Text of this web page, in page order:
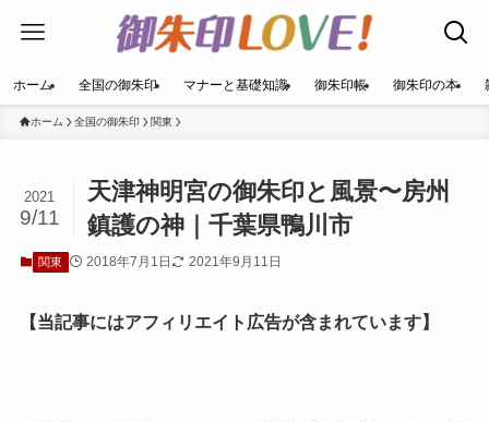
ホーム 全国の御朱印 マナーと基礎知識 御朱印帳 御朱印の本
ホーム 全国の御朱印 関東
天津神明宮の御朱印と風景〜房州
鎮護の神｜千葉県鴨川市
2021
9/11
関東 2018年7月1日 2021年9月11日
【当記事にはアフィリエイト広告が含まれています】